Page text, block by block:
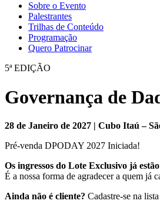
Sobre o Evento
Palestrantes
Trilhas de Conteúdo
Programação
Quero Patrocinar
5ª EDIÇÃO
Governança de
28 de Janeiro de 2027 | Cubo Itaú –
Pré-venda DPODAY 2027 Iniciada!
Os ingressos do Lote Exclusivo já
É a nossa forma de agradecer a quem já
Ainda não é cliente? Cadastre-se na